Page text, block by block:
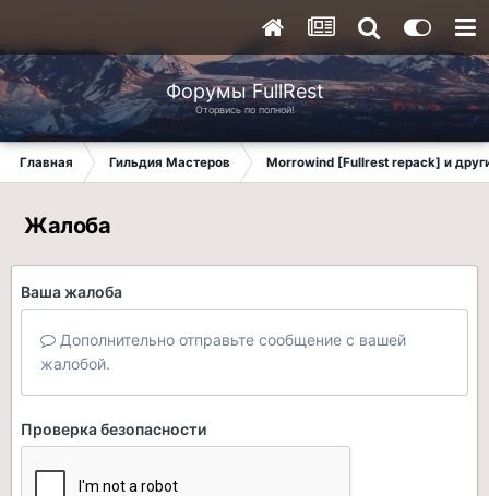
Форумы FullRest
Оторвись по полной!
Главная Гильдия Мастеров Morrowind [Fullrest repack] и
Жалоба
Ваша жалоба
Дополнительно отправьте сообщение с вашей
жалобой.
Проверка безопасности